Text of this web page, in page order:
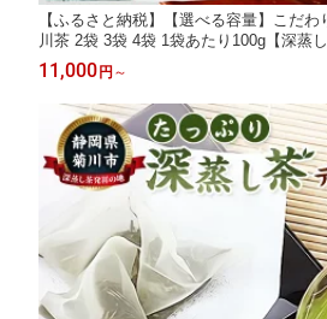
【ふるさと納税】【選べる容量】こだ
川茶 2袋 3袋 4袋 1袋あたり100g【深蒸
茶 静岡茶 深蒸し茶 お茶 緑茶 茶 日本茶
静岡県 菊川市 送料無料
11,000 円 ～